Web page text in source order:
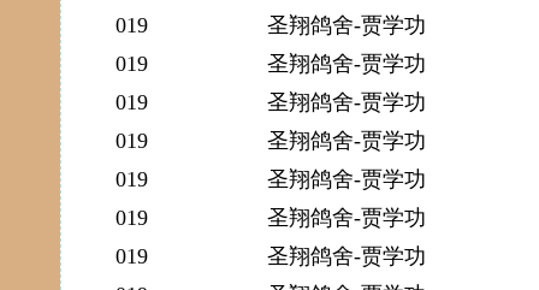
019
圣翔鸽舍-贾学功
019
圣翔鸽舍-贾学功
019
圣翔鸽舍-贾学功
019
圣翔鸽舍-贾学功
019
圣翔鸽舍-贾学功
019
圣翔鸽舍-贾学功
019
圣翔鸽舍-贾学功